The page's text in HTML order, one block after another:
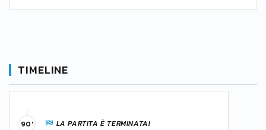
TIMELINE
LA PARTITA È TERMINATA!
90'